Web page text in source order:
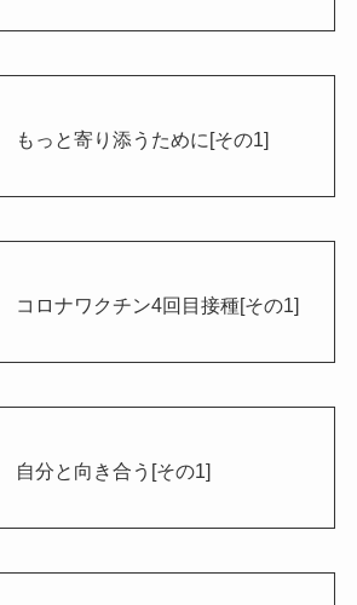
もっと寄り添うために[その1]
コロナワクチン4回目接種[その1]
自分と向き合う[その1]